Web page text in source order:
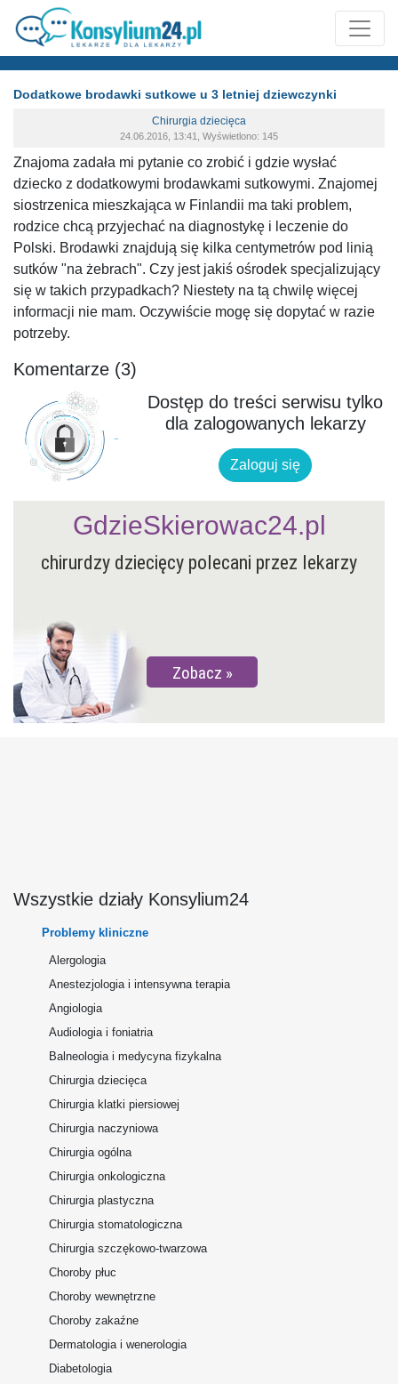
Dodatkowe brodawki sutkowe u 3 letniej dziewczynki
Chirurgia dziecięca
24.06.2016, 13:41, Wyświetlono: 145
Znajoma zadała mi pytanie co zrobić i gdzie wysłać
dziecko z dodatkowymi brodawkami sutkowymi. Znajomej
siostrzenica mieszkająca w Finlandii ma taki problem,
rodzice chcą przyjechać na diagnostykę i leczenie do
Polski. Brodawki znajdują się kilka centymetrów pod linią
sutków "na żebrach". Czy jest jakiś ośrodek specjalizujący
się w takich przypadkach? Niestety na tą chwilę więcej
informacji nie mam. Oczywiście mogę się dopytać w razie
potrzeby.
Komentarze (3)
Dostęp do treści serwisu tylko
dla zalogowanych lekarzy
Zaloguj się
chirurdzy dziecięcy polecani przez lekarzy
Zobacz
GdzieSkierowac24.pl
Wszystkie działy Konsylium24
Problemy kliniczne
Alergologia
Anestezjologia i intensywna terapia
Angiologia
Audiologia i foniatria
Balneologia i medycyna fizykalna
Chirurgia dziecięca
Chirurgia klatki piersiowej
Chirurgia naczyniowa
Chirurgia ogólna
Chirurgia onkologiczna
Chirurgia plastyczna
Chirurgia stomatologiczna
Chirurgia szczękowo-twarzowa
Choroby płuc
Choroby wewnętrzne
Choroby zakaźne
Dermatologia i wenerologia
Diabetologia